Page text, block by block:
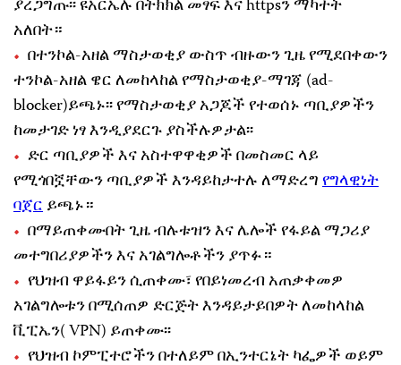
ያረጋግጡ፡፡ ዩአርኤሉ በትክክል መፃፍ እና httpsን ማካተት
አለበት።
በተንኮል-አዘል ማስታወቂያ ውስጥ ብዙውን ጊዜ የሚደበቀውን
ተንኮል-አዘል ዌር ለመከላከል የማስታወቂያ-ማገጃ (ad-
blocker)ይጫኑ፡፡ የማስታወቂያ አጋጆች የተወሰኑ ጣቢያዎችን
ከመታገድ ነፃ እንዲያደርጉ ያስችሉዎታል፡፡
ድር ጣቢያዎች እና አስተዋዋቂዎች በመስመር ላይ
የሚጎበኟቸውን ጣቢያዎች እንዳይከታተሉ ለማድረግየግላዊነት
ባጀርይጫኑ።
በማይጠቀሙበት ጊዜ ብሉቱዝን እና ሌሎች የፋይል ማጋሪያ
መተግበሪያዎችን እና አገልግሎቶችን ያጥፉ።
የህዝብ ዋይፋይን ሲጠቀሙ፣ የበይነመረብ አጠቃቀመዎ
አገልግሎቱን በሚሰጠዎ ድርጅት እንዳይታይበዎት ለመከላከል
ቪፒኤን( VPN) ይጠቀሙ፡፡
የህዝብ ኮምፒተሮችን በተለይም በኢንተርኔት ካፌዎች ወይም